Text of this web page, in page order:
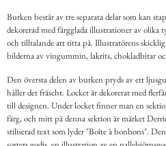
Burken består av tre separata delar som kan
dekorerad med färgglada illustrationer av olika
och tilltalande att titta på. Illustratörens
bilderna av vingummin, lakrits, chokladbitar
Den översta delen av burken pryds av ett
håller det fräscht. Locket är dekorerat med
till designen. Under locket finner man en
färg, och mitt på denna sektion är märket
stiliserad text som lyder "Boîte à bonbons".